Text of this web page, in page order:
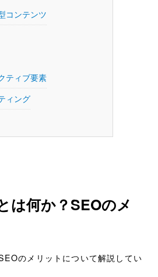
コンテンツ
ティブ要素
ィング
は何か？SEOのメ
のメリットについて解説してい